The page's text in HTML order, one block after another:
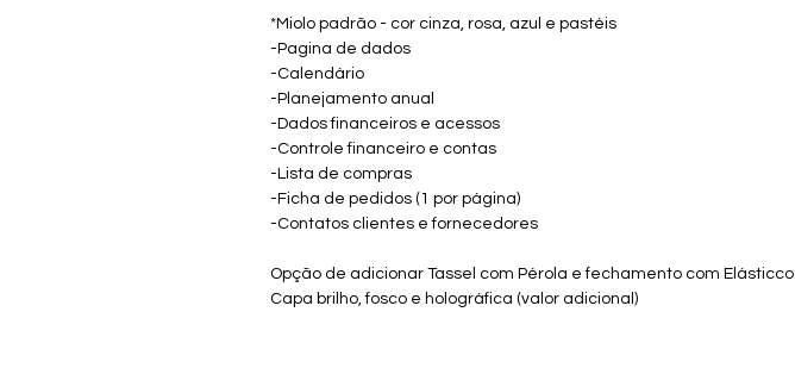
*Miolo padrão - cor cinza, rosa, azul e pastéis
-Pagina de dados
-Calendário
-Planejamento anual
-Dados financeiros e acessos
-Controle financeiro e contas
-Lista de compras
-Ficha de pedidos (1 por página)
-Contatos clientes e fornecedores
Opção de adicionar Tassel com Pérola e fechamento com Elásticco
Capa brilho, fosco e holográfica (valor adicional)